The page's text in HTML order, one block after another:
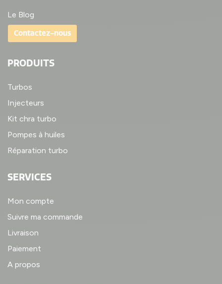
Le Blog
Contactez-nous
PRODUITS
Turbos
Injecteurs
Kit chra turbo
Pompes à huiles
Réparation turbo
SERVICES
Mon compte
Suivre ma commande
Livraison
Paiement
A propos